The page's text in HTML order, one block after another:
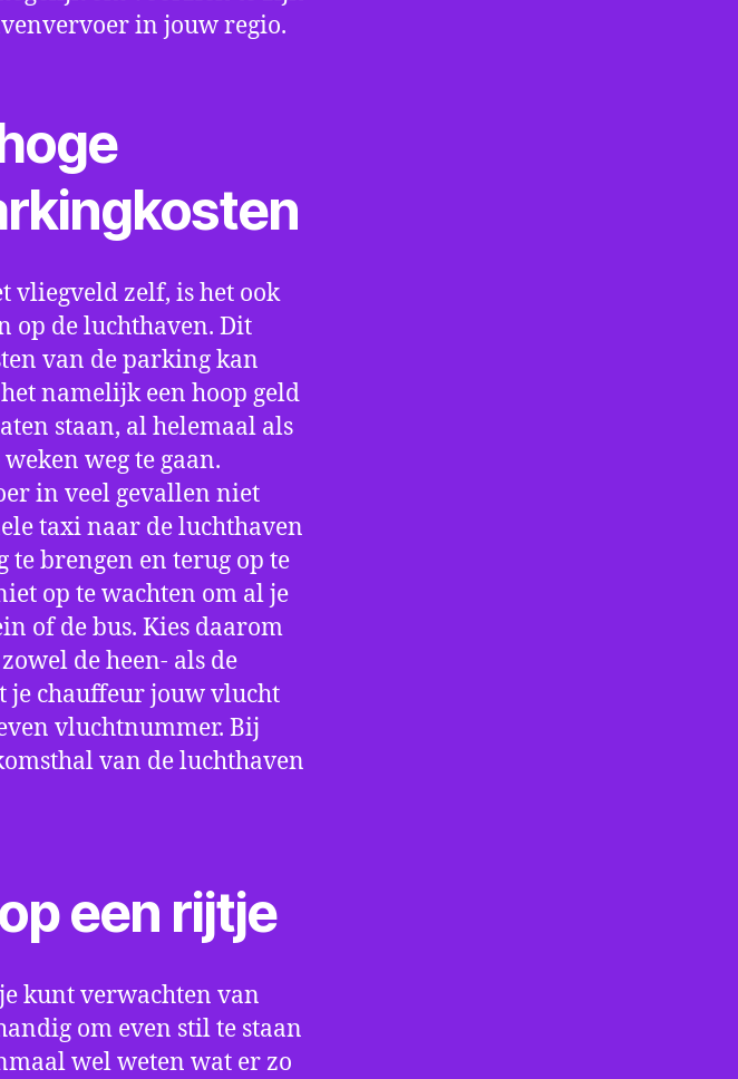
in jouw regio.
vliegveld zelf, is het ook
op de luchthaven. Dit
van de parking kan
namelijk een hoop geld
staan, al helemaal als
weg te gaan.
in veel gevallen niet
taxi naar de luchthaven
te brengen en terug op te
op te wachten om al je
of de bus. Kies daarom
de heen- als de
je chauffeur jouw vlucht
vluchtnummer. Bij
van de luchthaven
een rijtje
kunt verwachten van
om even stil te staan
wel weten wat er zo